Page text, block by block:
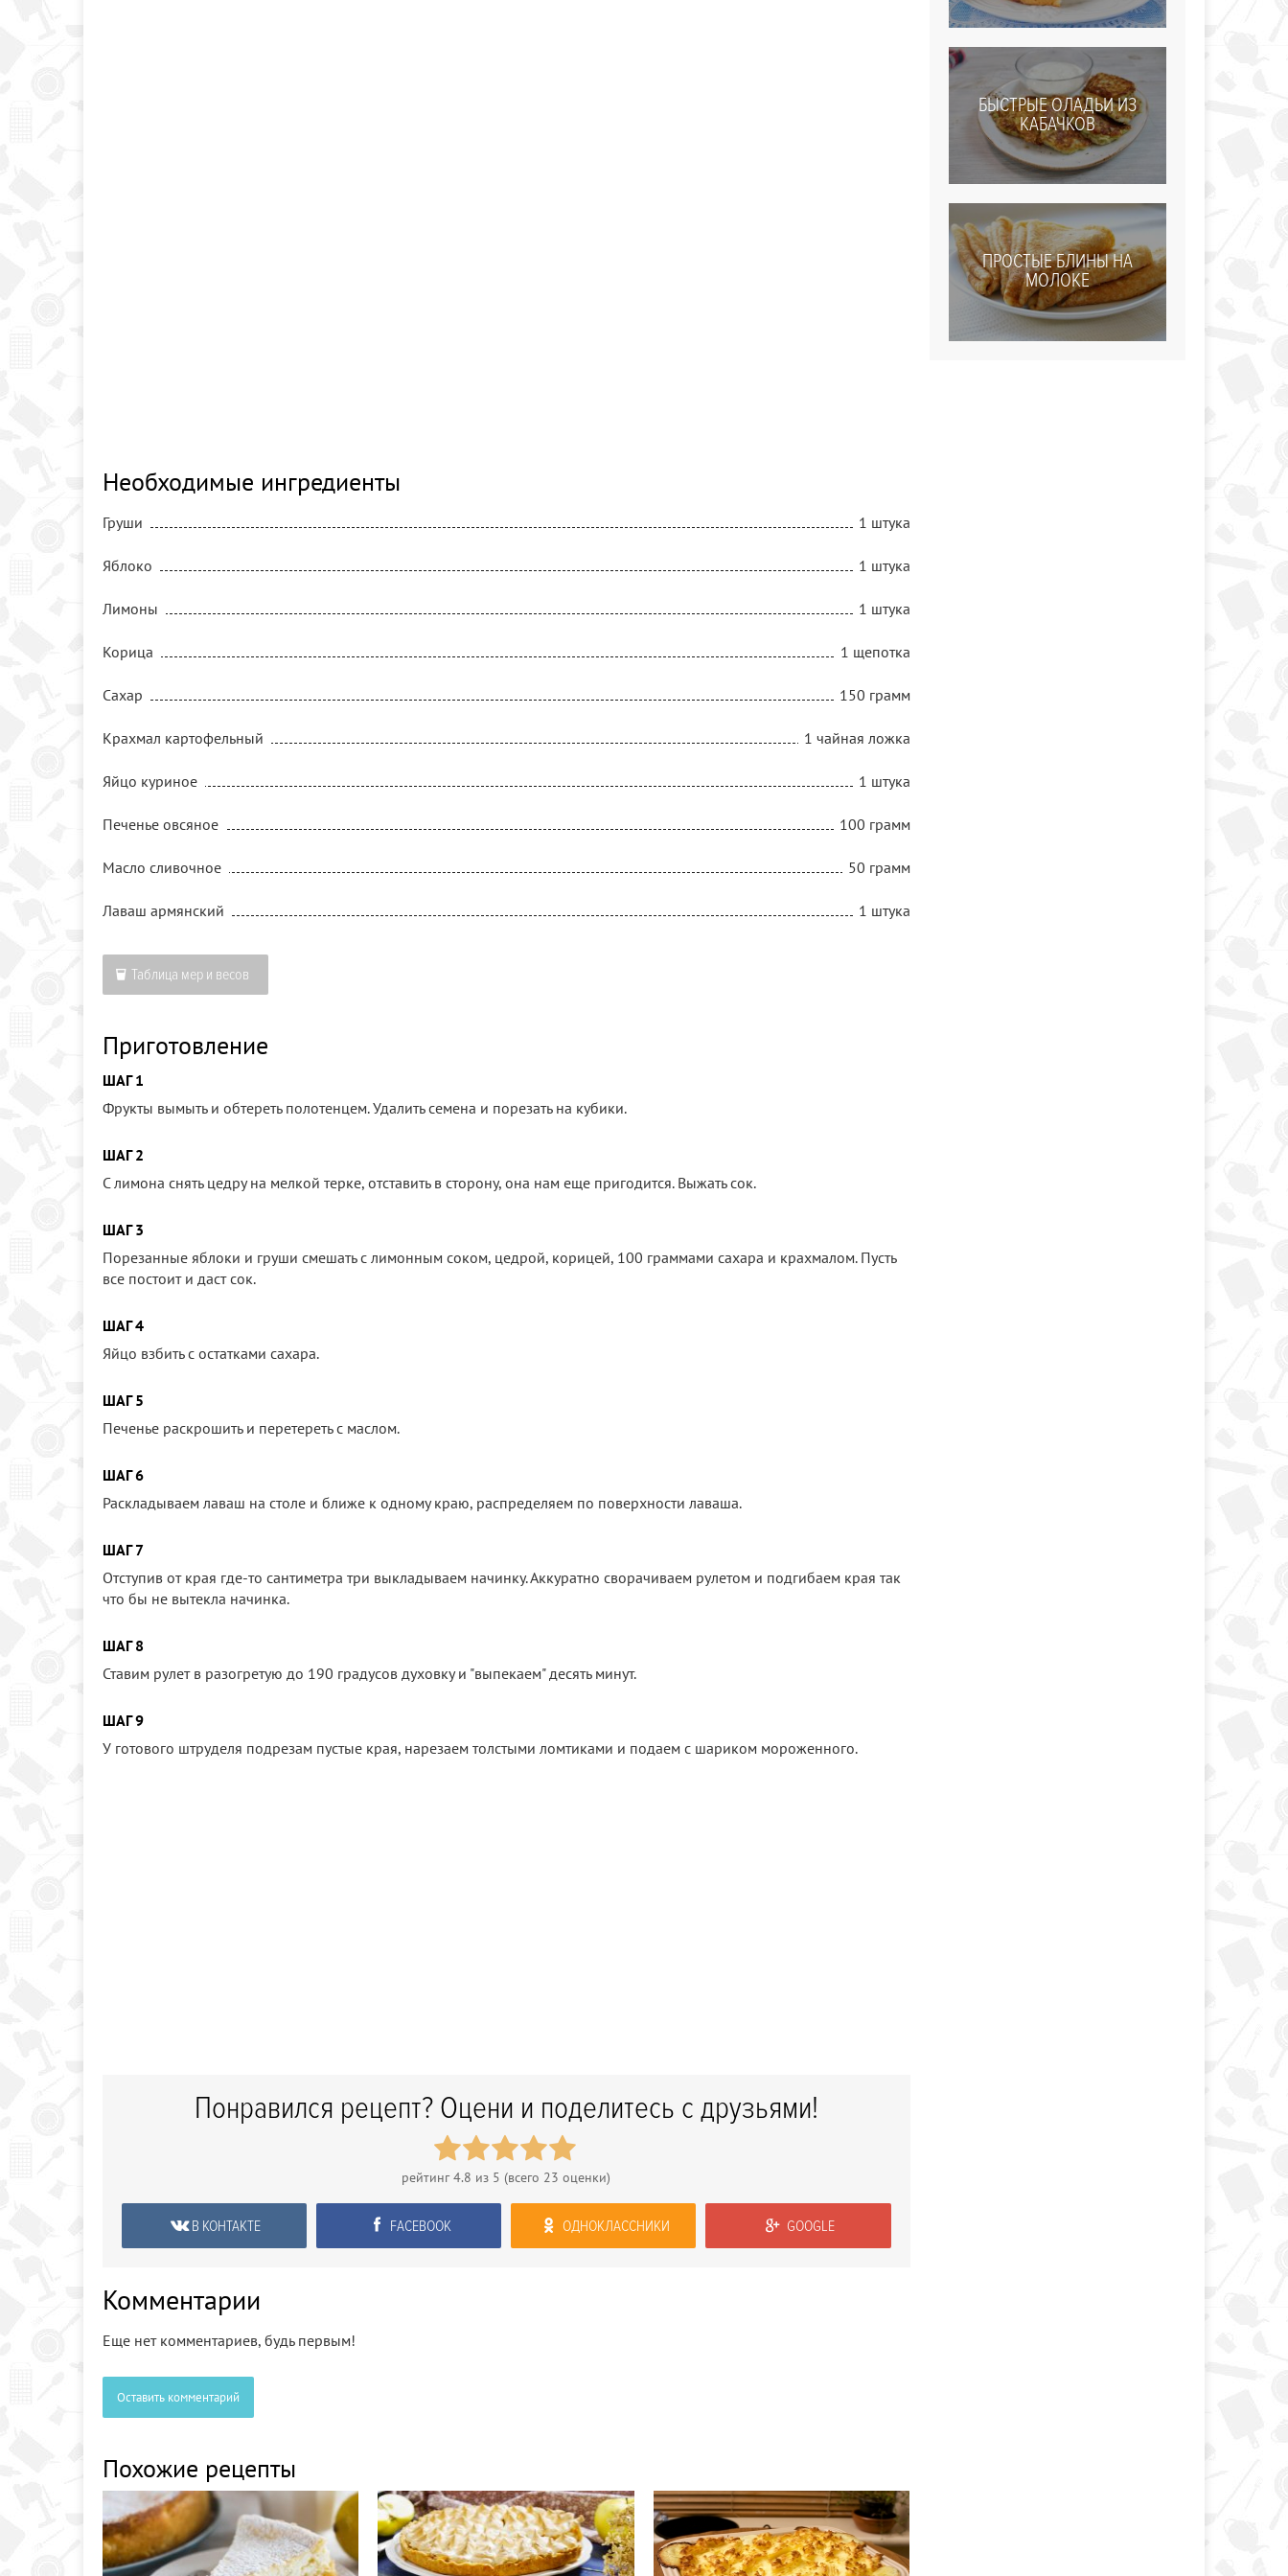
Необходимые ингредиенты
Груши 1 штука
Яблоко 1 штука
Лимоны 1 штука
Корица 1 щепотка
Сахар 150 грамм
Крахмал картофельный 1 чайная ложка
Яйцо куриное 1 штука
Печенье овсяное 100 грамм
Масло сливочное 50 грамм
Лаваш армянский 1 штука
Таблица мер и весов
Приготовление
ШАГ 1
Фрукты вымыть и обтереть полотенцем. Удалить семена и порезать на кубики.
ШАГ 2
С лимона снять цедру на мелкой терке, отставить в сторону, она нам еще пригодится. Выжать сок.
ШАГ 3
Порезанные яблоки и груши смешать с лимонным соком, цедрой, корицей, 100 граммами сахара и крахмалом. Пусть
все постоит и даст сок.
ШАГ 4
Яйцо взбить с остатками сахара.
ШАГ 5
Печенье раскрошить и перетереть с маслом.
ШАГ 6
Раскладываем лаваш на столе и ближе к одному краю, распределяем по поверхности лаваша.
ШАГ 7
Отступив от края где-то сантиметра три выкладываем начинку. Аккуратно сворачиваем рулетом и подгибаем края так
что бы не вытекла начинка.
ШАГ 8
Ставим рулет в разогретую до 190 градусов духовку и "выпекаем" десять минут.
ШАГ 9
У готового штруделя подрезам пустые края, нарезаем толстыми ломтиками и подаем с шариком мороженного.
Понравился рецепт? Оцени и поделитесь с друзьями!
рейтинг4.8 из 5 (всего 23 оценки)
В КОНТАКТЕ FACEBOOK ОДНОКЛАССНИКИ GOOGLE
Комментарии
Еще нет комментариев, будь первым!
Оставить комментарий
Похожие рецепты
БЫСТРЫЕ ОЛАДЬИ ИЗ
КАБАЧКОВ
ПРОСТЫЕ БЛИНЫ НА
МОЛОКЕ